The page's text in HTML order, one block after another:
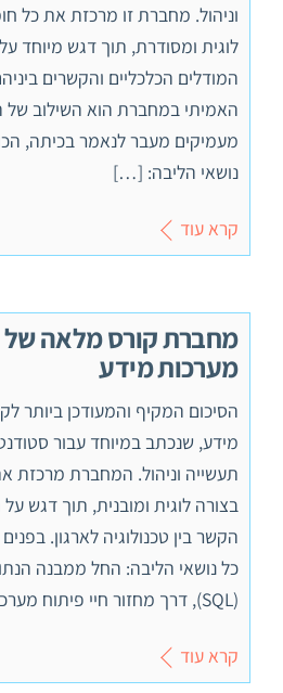
וניהול. מחברת זו מרכזת את כל
לוגית ומסודרת, תוך דגש מיוחד
המודלים הכלכליים והקשרים
האמיתי במחברת הוא השילוב של
מעמיקים מעבר לנאמר בכיתה,
נושאי הליבה: […]
קרא עוד
מחברת קורס מלאה של
מערכות מידע
הסיכום המקיף והמעודכן ביותר
מידע, שנכתב במיוחד עבור
תעשייה וניהול. המחברת מרכזת
בצורה לוגית ומובנית, תוך דגש
הקשר בין טכנולוגיה לארגון.
כל נושאי הליבה: החל ממבנה
(SQL), דרך מחזור חיי פיתוח מערכות (SDLC) […]
קרא עוד